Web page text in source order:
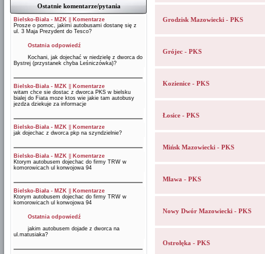
Ostatnie komentarze/pytania
Bielsko-Biała - MZK
Komentarze
Prosze o pomoc, jakimi autobusami dostanę się z
ul. 3 Maja Prezydent do Tesco?
Ostatnia odpowiedź
Kochani, jak dojechać w niedzielę z dworca do
Bystrej (przystanek chyba Leśniczówka)?
Bielsko-Biała - MZK
Komentarze
witam chce sie dostac z dworca PKS w bielsku
bialej do Fiata moze ktos wie jakie tam autobusy
jezdza dziekuje za informacje
Bielsko-Biała - MZK
Komentarze
jak dojechac z dworca pkp na szyndzielnie?
Bielsko-Biała - MZK
Komentarze
Ktorym autobusem dojechac do firmy TRW w
komorowicach ul konwojowa 94
Bielsko-Biała - MZK
Komentarze
Ktorym autobusem dojechac do firmy TRW w
komorowicach ul konwojowa 94
Ostatnia odpowiedź
jakim autobusem dojade z dworca na
ul.matusiaka?
Grodzisk Mazowiecki - PKS
Grójec - PKS
Kozienice - PKS
Łosice - PKS
Mińsk Mazowiecki - PKS
Mława - PKS
Nowy Dwór Mazowiecki - PKS
Ostrołęka - PKS